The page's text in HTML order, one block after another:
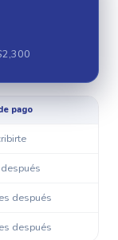
pago
después
después